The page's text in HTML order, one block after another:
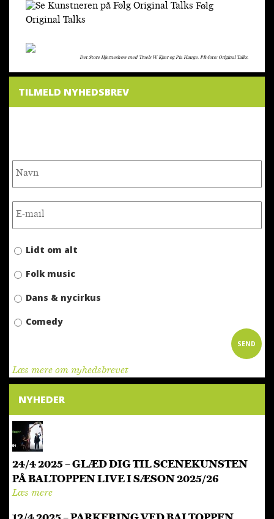
Følg
Original Talks
Det Store Hjerneshow med Troels W. Kjær og Pia Hauge. PR-foto: Original Talks.
TILMELD NYHEDSBREV
Lidt om alt
Folk music
Dans & nycirkus
Comedy
Læs mere om nyhedsbrevet
NYHEDER
24/4 2025 – GLÆD DIG TIL SCENEKUNSTEN
PÅ BALTOPPEN LIVE I SÆSON 2025/26
Læs mere